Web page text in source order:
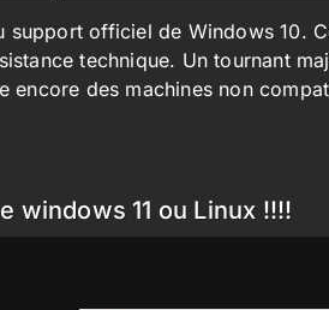
officiel de Windows 10.
technique. Un tournant
des machines non
windows 11 ou Linux !!!!